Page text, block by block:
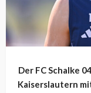
Der FC Schalke
Kaiserslautern